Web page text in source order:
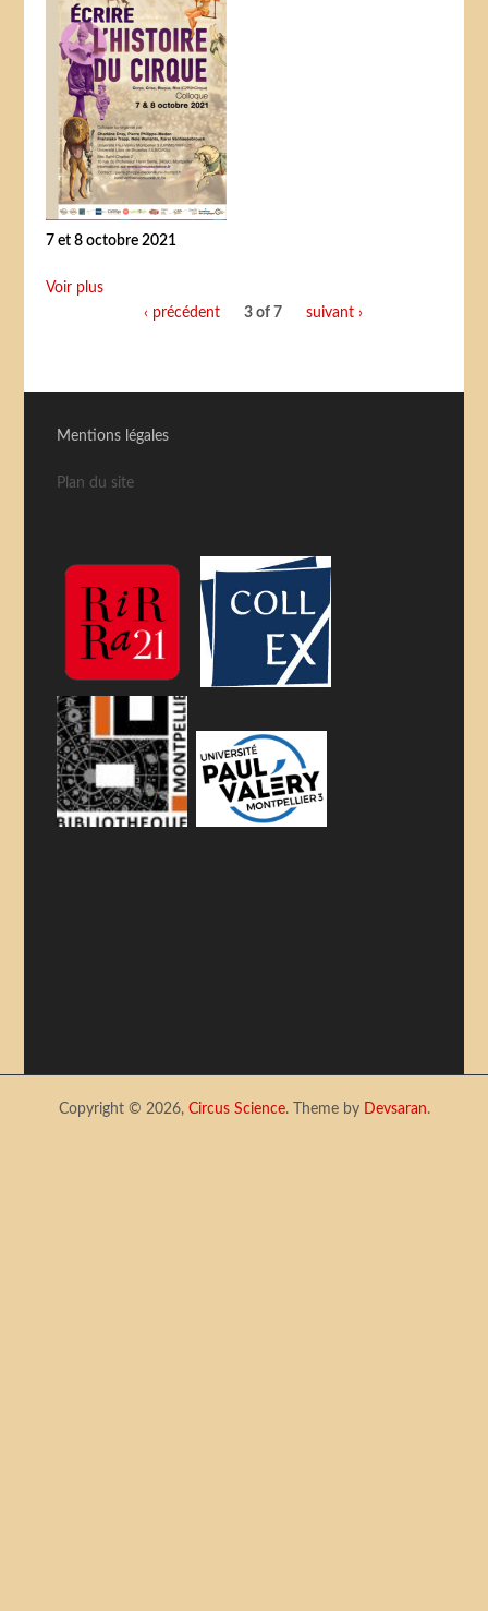
7 et 8 octobre 2021
Voir plus
‹ précédent
3 of 7 suivant ›
Mentions légales
Plan du site
Copyright © 2026, Circus Science. Theme by Devsaran.